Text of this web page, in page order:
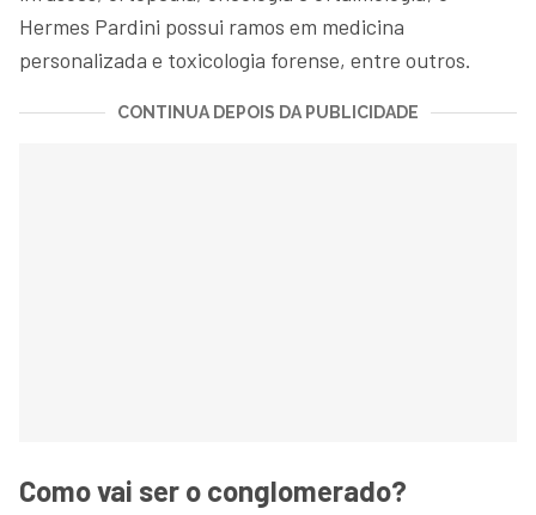
Hermes Pardini possui ramos em medicina
personalizada e toxicologia forense, entre outros.
CONTINUA DEPOIS DA PUBLICIDADE
Como vai ser o conglomerado?